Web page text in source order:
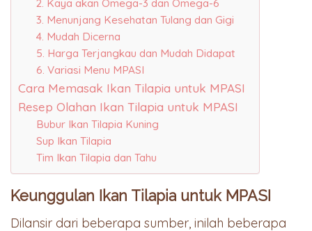
2. Kaya akan Omega-3 dan Omega-6
3. Menunjang Kesehatan Tulang dan Gigi
4. Mudah Dicerna
5. Harga Terjangkau dan Mudah Didapat
6. Variasi Menu MPASI
Cara Memasak Ikan Tilapia untuk MPASI
Resep Olahan Ikan Tilapia untuk MPASI
Bubur Ikan Tilapia Kuning
Sup Ikan Tilapia
Tim Ikan Tilapia dan Tahu
Keunggulan Ikan Tilapia untuk MPASI
Dilansir dari beberapa sumber, inilah beberapa